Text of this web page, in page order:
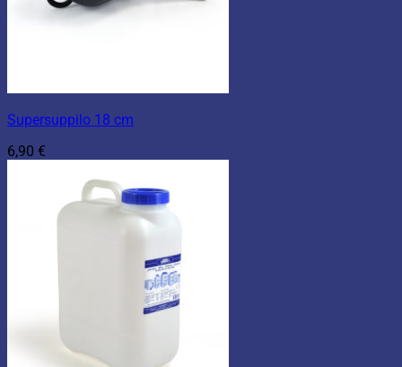
Supersuppilo 18 cm
6,90 €